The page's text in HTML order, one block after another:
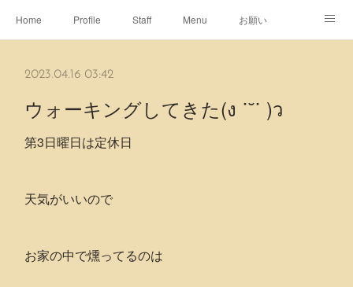
Home Profile Staff Menu お願い
2023.04.16 03:42
ウォーキングしてきた(ง ˙˘˙ )ว
第3日曜日は定休日
天気がいいので
お家の中で燻ってるのは